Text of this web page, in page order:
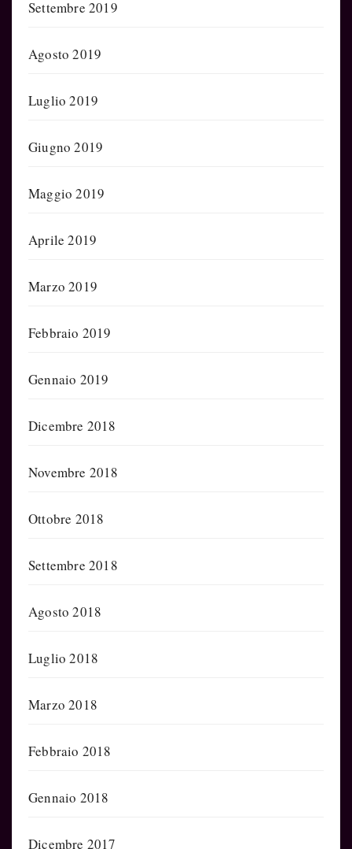
Settembre 2019
Agosto 2019
Luglio 2019
Giugno 2019
Maggio 2019
Aprile 2019
Marzo 2019
Febbraio 2019
Gennaio 2019
Dicembre 2018
Novembre 2018
Ottobre 2018
Settembre 2018
Agosto 2018
Luglio 2018
Marzo 2018
Febbraio 2018
Gennaio 2018
Dicembre 2017